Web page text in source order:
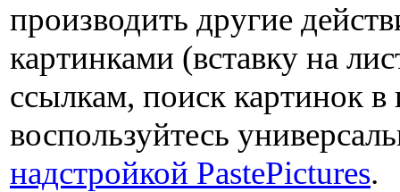
производить другие
картинками (вставку на
ссылкам, поиск картинок в
воспользуйтесь
надстройкой PastePictures.